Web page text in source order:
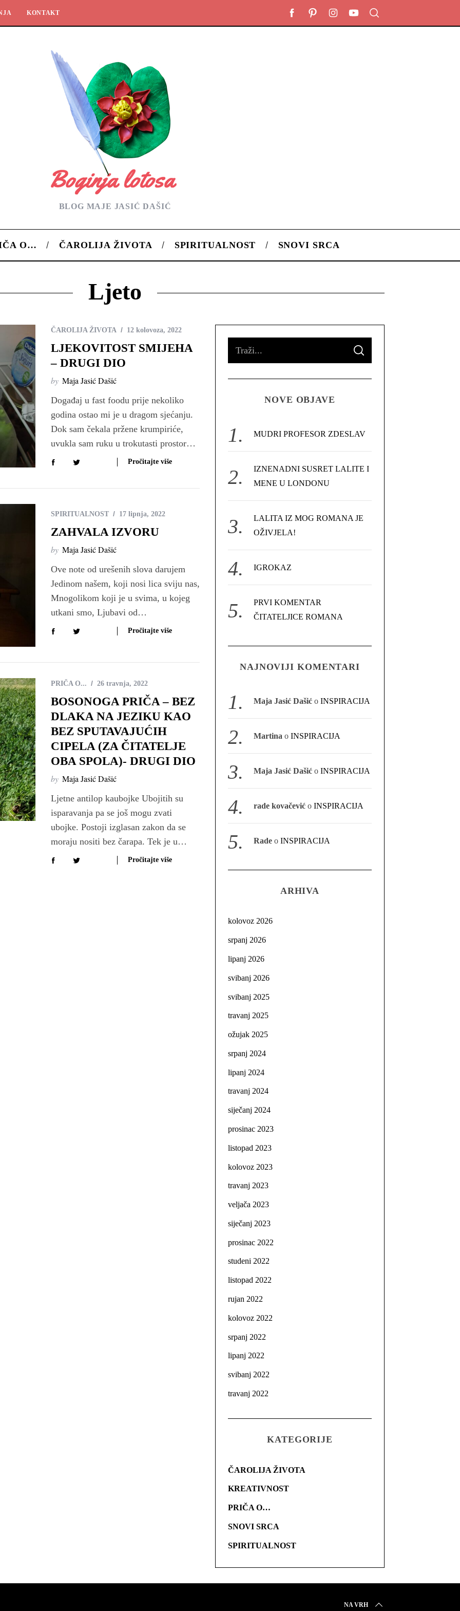
KONTAKT
BLOG MAJE JASIĆ DAŠIĆ
O… ČAROLIJA ŽIVOTA SPIRITUALNOST SNOVI SRCA
Ljeto
ČAROLIJA ŽIVOTA 12 kolovoza, 2022
LJEKOVITOST SMIJEHA
– DRUGI DIO
by Maja Jasić Dašić
Događaj u fast foodu prije nekoliko
godina ostao mi je u dragom sjećanju.
Dok sam čekala pržene krumpiriće,
uvukla sam ruku u trokutasti prostor…
Pročitajte više
SPIRITUALNOST 17 lipnja, 2022
ZAHVALA IZVORU
by Maja Jasić Dašić
Ove note od urešenih slova darujem
Jedinom našem, koji nosi lica sviju nas,
Mnogolikom koji je u svima, u kojeg
utkani smo, Ljubavi od…
Pročitajte više
PRIČA O... 26 travnja, 2022
BOSONOGA PRIČA – BEZ
DLAKA NA JEZIKU KAO
BEZ SPUTAVAJUĆIH
CIPELA (ZA ČITATELJE
OBA SPOLA)- DRUGI DIO
by Maja Jasić Dašić
Ljetne antilop kaubojke Ubojitih su
isparavanja pa se još mogu zvati
ubojke. Postoji izglasan zakon da se
moraju nositi bez čarapa. Tek je u…
Pročitajte više
o
S
A
C
NOVE OBJAVE
MUDRI PROFESOR ZDESLAV
IZNENADNI SUSRET LALITE I
MENE U LONDONU
LALITA IZ MOG ROMANA JE
OŽIVJELA!
IGROKAZ
PRVI KOMENTAR
ČITATELJICE ROMANA
NAJNOVIJI KOMENTARI
Maja Jasić Dašić oINSPIRACIJA
Martina oINSPIRACIJA
Maja Jasić Dašić oINSPIRACIJA
rade kovačević oINSPIRACIJA
Rade oINSPIRACIJA
ARHIVA
kolovoz 2026
srpanj 2026
lipanj 2026
svibanj 2026
svibanj 2025
travanj 2025
ožujak 2025
srpanj 2024
lipanj 2024
travanj 2024
siječanj 2024
prosinac 2023
listopad 2023
kolovoz 2023
travanj 2023
veljača 2023
siječanj 2023
prosinac 2022
studeni 2022
listopad 2022
rujan 2022
kolovoz 2022
srpanj 2022
lipanj 2022
svibanj 2022
travanj 2022
KATEGORIJE
ČAROLIJA ŽIVOTA
KREATIVNOST
PRIČA O…
SNOVI SRCA
SPIRITUALNOST
NA VRH